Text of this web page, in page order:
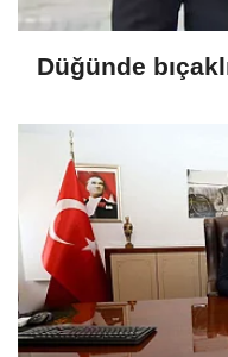
Düğünde